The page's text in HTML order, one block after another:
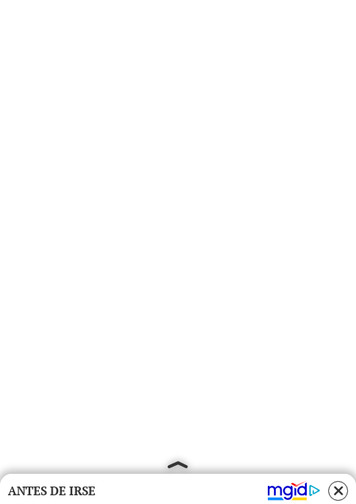
ANTES DE IRSE